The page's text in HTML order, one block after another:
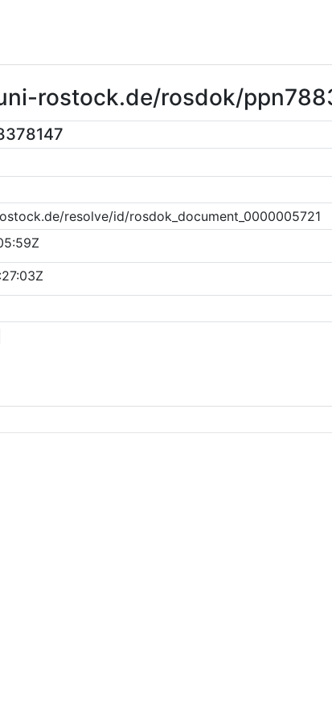
rostock.de/rosdok/
resolve/id/rosdok_document_0000005721